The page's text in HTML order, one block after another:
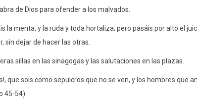
de Dios para ofender a los malvados.
la menta, y la ruda y toda hortaliza; pero pasáis por alto el
sin dejar de hacer las otras.
sillas en las sinagogas y las salutaciones en las plazas.
que sois como sepulcros que no se ven, y los hombres que
45-54).